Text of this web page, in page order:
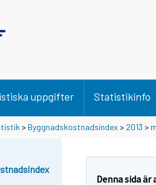
uppgifter Statistikinfo
> Byggnadskostnadsindex > 2013 >
Denna sida är